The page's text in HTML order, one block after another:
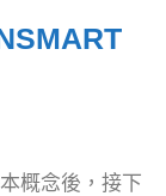
概念後，接下